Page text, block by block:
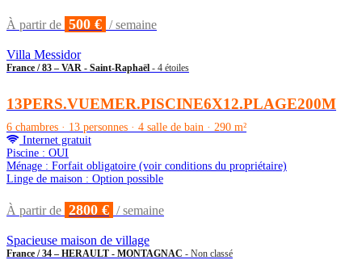
À partir de 500 € / semaine
Villa Messidor
France / 83 – VAR - Saint-Raphaël - 4 étoiles
13PERS.VUEMER.PISCINE6X12.PLAGE200M
6 chambres · 13 personnes · 4 salle de bain · 290 m²
Internet gratuit
Piscine : OUI
Ménage : Forfait obligatoire (voir conditions du propriétaire)
Linge de maison : Option possible
À partir de 2800 € / semaine
Spacieuse maison de village
France / 34 – HERAULT - MONTAGNAC - Non classé